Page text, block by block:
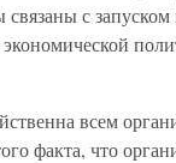
с
всем
факта, что